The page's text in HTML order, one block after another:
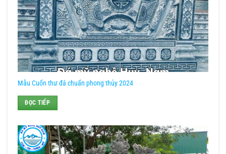
Mẫu Cuốn thư đá chuẩn phong thủy 2024
ĐỌC TIẾP